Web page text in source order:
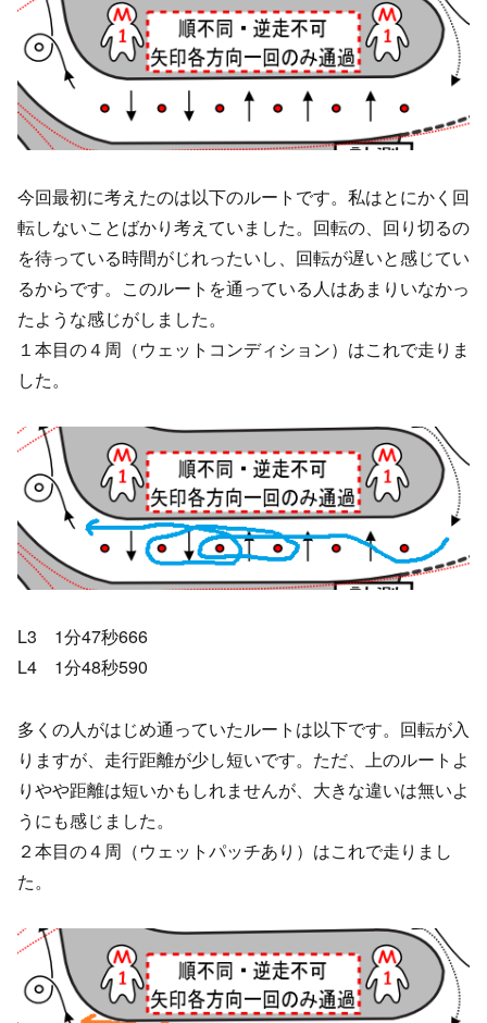
今回最初に考えたのは以下のルートです。私はとにかく回
転しないことばかり考えていました。回転の、回り切るの
を待っている時間がじれったいし、回転が遅いと感じてい
るからです。このルートを通っている人はあまりいなかっ
たような感じがしました。
１本目の４周（ウェットコンディション）はこれで走りま
した。
L3 1分47秒666
L4 1分48秒590
多くの人がはじめ通っていたルートは以下です。回転が入
りますが、走行距離が少し短いです。ただ、上のルートよ
りやや距離は短いかもしれませんが、大きな違いは無いよ
うにも感じました。
２本目の４周（ウェットパッチあり）はこれで走りまし
た。